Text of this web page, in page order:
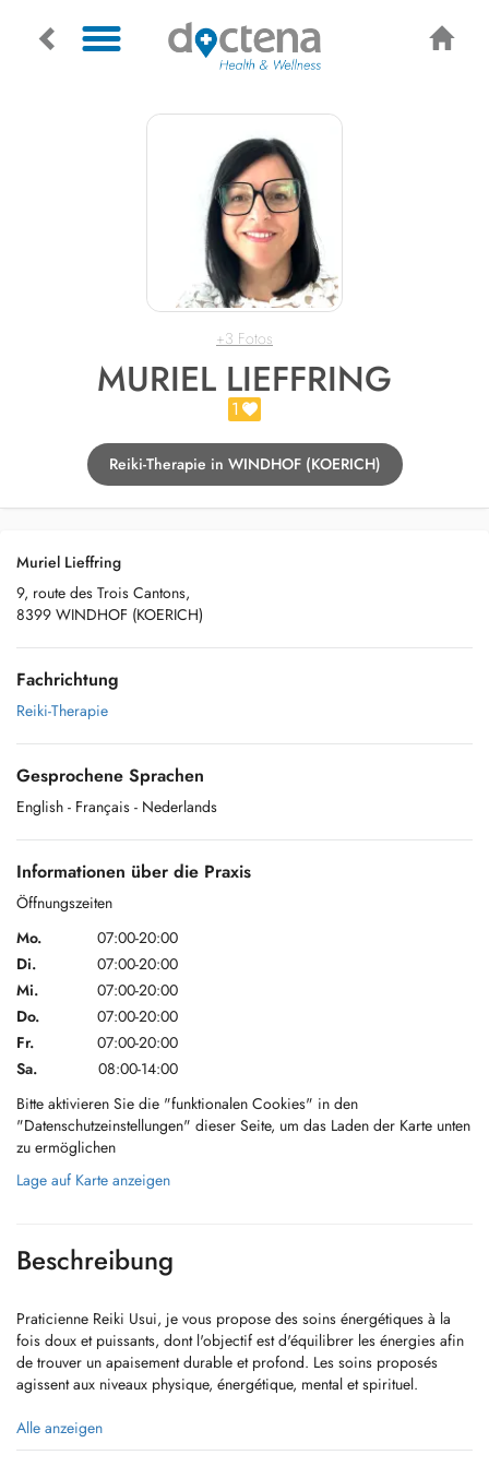
+3 Fotos
MURIEL LIEFFRING
1
Reiki-Therapie in WINDHOF (KOERICH)
Muriel Lieffring
9, route des Trois Cantons,
8399 WINDHOF (KOERICH)
Fachrichtung
Reiki-Therapie
Gesprochene Sprachen
English - Français - Nederlands
Informationen über die Praxis
Öffnungszeiten
Mo.
07:00-20:00
Di.
07:00-20:00
Mi.
07:00-20:00
Do.
07:00-20:00
Fr.
07:00-20:00
Sa.
08:00-14:00
Bitte aktivieren Sie die "funktionalen Cookies" in den
"Datenschutzeinstellungen" dieser Seite, um das Laden der Karte unten
zu ermöglichen
Lage auf Karte anzeigen
Beschreibung
Praticienne Reiki Usui, je vous propose des soins énergétiques à la
fois doux et puissants, dont l'objectif est d'équilibrer les énergies afin
de trouver un apaisement durable et profond. Les soins proposés
agissent aux niveaux physique, énergétique, mental et spirituel.
Avec douceur et bienveillance, je vous accompagne dans la libération
de vos peurs, vos angoisses et vos croyances limitantes.
Alle anzeigen